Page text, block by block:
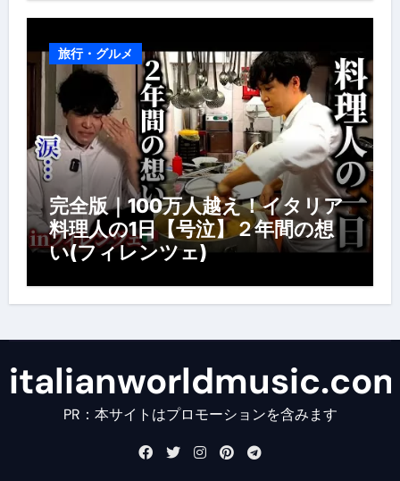
旅行・グルメ
完全版｜100万人越え！イタリア
料理人の1日【号泣】２年間の想
い(フィレンツェ)
PR：本サイトはプロモーションを含みます